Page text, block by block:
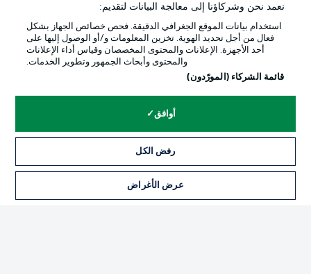
نعمد نحن وشركاؤنا إلى معالجة البيانات لتقديم:
استخدام بيانات الموقع الجغرافي الدقيقة. فحص خصائص الجهاز بشكل
فعال من أجل تحديد الهوية. تخزين المعلومات و/أو الوصول إليها على
أحد الأجهزة. الإعلانات والمحتوى المخصصان وقياس أداء الإعلانات
والمحتوى وأبحاث الجمهور وتطوير الخدمات.
قائمة الشركاء (المورّدون)
أوافق
رفض الكل
عرض الأغراض